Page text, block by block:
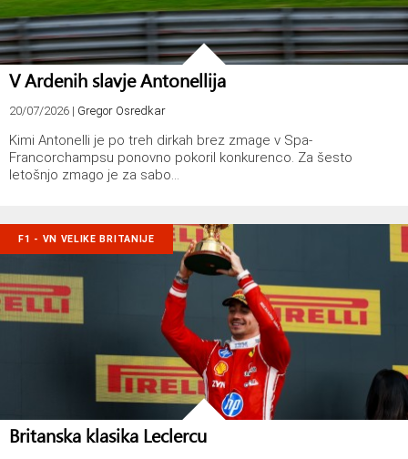
V Ardenih slavje Antonellija
20/07/2026 | Gregor Osredkar
Kimi Antonelli je po treh dirkah brez zmage v Spa-
Francorchampsu ponovno pokoril konkurenco. Za šesto
letošnjo zmago je za sabo…
F1 - VN VELIKE BRITANIJE
Britanska klasika Leclercu